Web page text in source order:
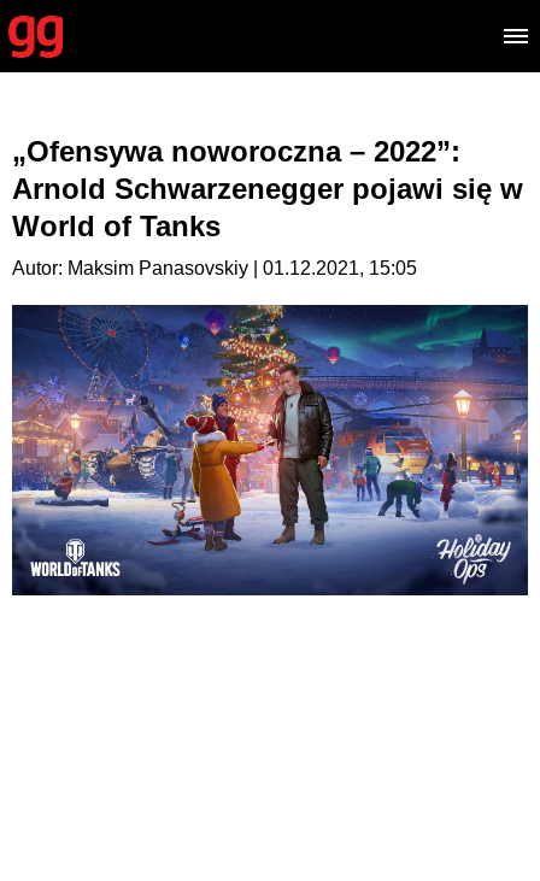
„Ofensywa noworoczna – 2022”:
Arnold Schwarzenegger pojawi się w
World of Tanks
Autor: Maksim Panasovskiy | 01.12.2021, 15:05